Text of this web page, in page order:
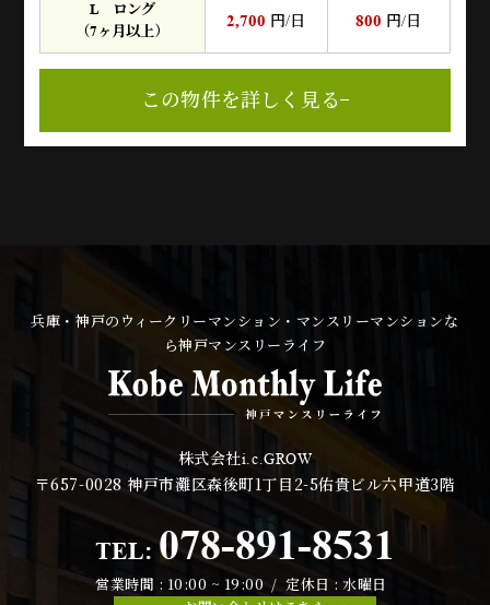
L ロング
（7ヶ月以上）
2,700 円/日 800 円/日
この物件を詳しく見る
兵庫・神戸のウィークリーマンション・マンスリーマンションな
ら神戸マンスリーライフ
株式会社i.c.GROW
〒657-0028神戸市灘区森後町1丁目2-5佑貴ビル六甲道3階
TEL: 078-891-8531
営業時間 : 10:00 ~ 19:00 / 定休日 : 水曜日